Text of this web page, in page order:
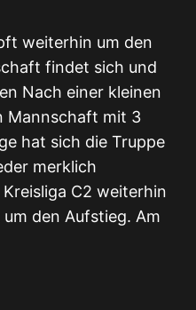
weiterhin um den
findet sich und
Nach einer kleinen
Mannschaft mit 3
hat sich die Truppe
merklich
C2 weiterhin
den Aufstieg. Am